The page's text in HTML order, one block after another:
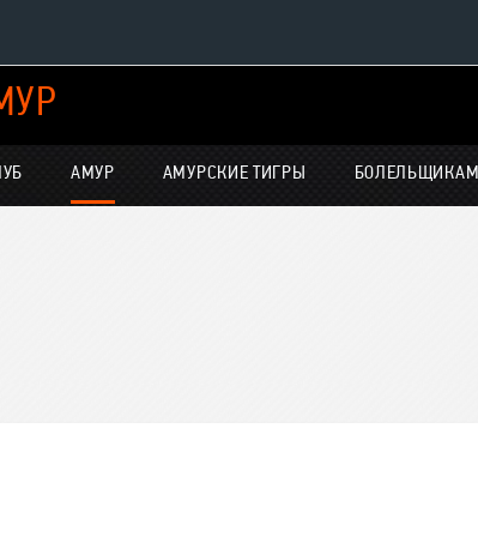
Дивизион Харламова
Автомобилист
АМУР АМУРСКИЕ ТИГРЫ БОЛЕЛЬЩИКАМ